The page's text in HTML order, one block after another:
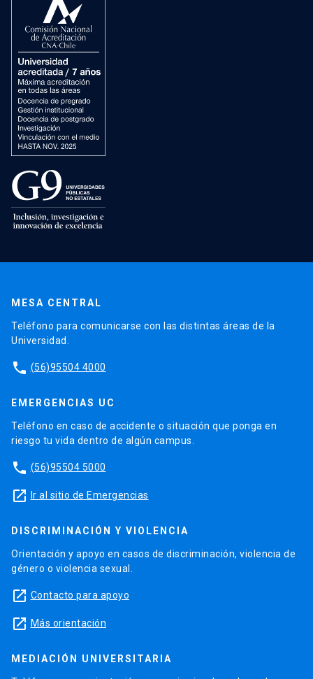
MESA CENTRAL
Teléfono para comunicarse con las distintas áreas de la
Universidad.
phone (56)95504 4000
EMERGENCIAS UC
Teléfono en caso de accidente o situación que ponga en
riesgo tu vida dentro de algún campus.
phone (56)95504 5000
launch Ir al sitio de Emergencias
DISCRIMINACIÓN Y VIOLENCIA
Orientación y apoyo en casos de discriminación, violencia de
género o violencia sexual.
launch Contacto para apoyo
launch Más orientación
MEDIACIÓN UNIVERSITARIA